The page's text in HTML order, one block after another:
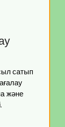
сатып
және